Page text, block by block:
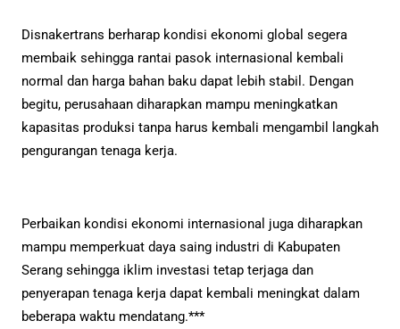
Disnakertrans berharap kondisi ekonomi global segera
membaik sehingga rantai pasok internasional kembali
normal dan harga bahan baku dapat lebih stabil. Dengan
begitu, perusahaan diharapkan mampu meningkatkan
kapasitas produksi tanpa harus kembali mengambil langkah
pengurangan tenaga kerja.
Perbaikan kondisi ekonomi internasional juga diharapkan
mampu memperkuat daya saing industri di Kabupaten
Serang sehingga iklim investasi tetap terjaga dan
penyerapan tenaga kerja dapat kembali meningkat dalam
beberapa waktu mendatang.***